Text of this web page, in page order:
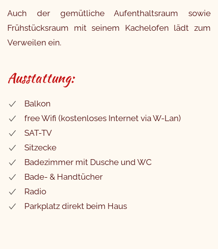
Auch der gemütliche Aufenthaltsraum sowie
Frühstücksraum mit seinem Kachelofen lädt zum
Verweilen ein.
Ausstattung:
Balkon
free Wifi (kostenloses Internet via W-Lan)
SAT-TV
Sitzecke
Badezimmer mit Dusche und WC
Bade- & Handtücher
Radio
Parkplatz direkt beim Haus